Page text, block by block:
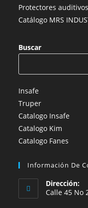
Protectores auditivos
Catálogo MRS
Buscar
Insafe
Truper
Catalogo Insafe
Catalogo Kim
Catalogo Fanes
Información De
Dirección:
Calle 45 No